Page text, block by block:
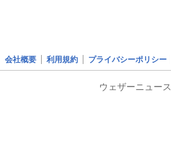
会社概要 利用規約 プライバシーポリシー
ウェザーニュース